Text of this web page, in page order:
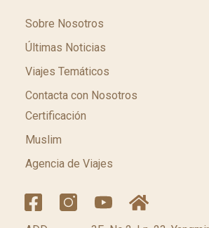
Sobre Nosotros
Últimas Noticias
Viajes Temáticos
Contacta con Nosotros
Certificación
Muslim
Agencia de Viajes